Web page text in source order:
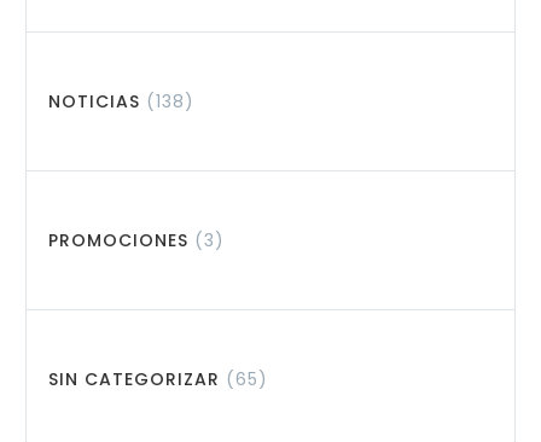
NOTICIAS (138)
PROMOCIONES (3)
SIN CATEGORIZAR (65)